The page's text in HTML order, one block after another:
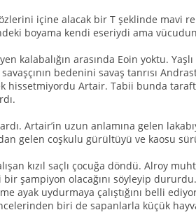
içine alacak bir T şeklinde mavi
boyama kendi eseriydi ama
kalabalığın arasında Eoin yoktu.
bedenini savaş tanrısı
hissetmiyordu Artair. Tabii bunda
Artair’in uzun anlamına gelen
gelen coşkulu gürültüyü ve kaosu
kızıl saçlı çocuğa döndü. Alroy
şampiyon olacağını söyleyip
ayak uydurmaya çalıştığını belli
biri de sapanlarla küçük